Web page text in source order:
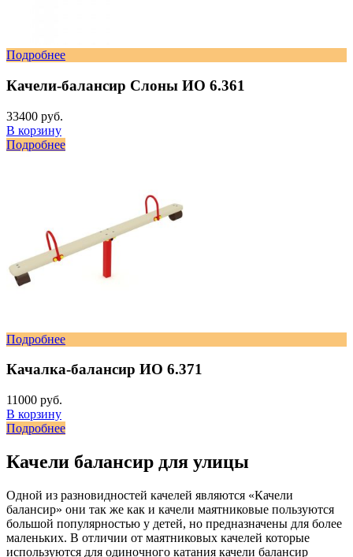
Подробнее
Качели-балансир Слоны ИО 6.361
33400 руб.
В корзину
Подробнее
Подробнее
Качалка-балансир ИО 6.371
11000 руб.
В корзину
Подробнее
Качели балансир для улицы
Одной из разновидностей качелей являются «Качели
балансир» они так же как и качели маятниковые пользуются
большой популярностью у детей, но предназначены для более
маленьких. В отличии от маятниковых качелей которые
используются для одиночного катания качели балансир